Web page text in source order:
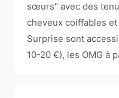
sœurs" avec des
cheveux coiffables
Surprise sont
10-20 €), les OMG à